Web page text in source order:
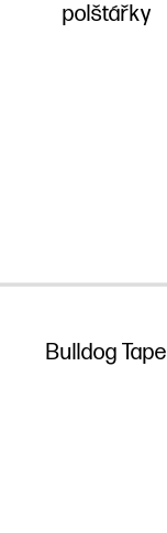
polštářky
Bulldog Tape